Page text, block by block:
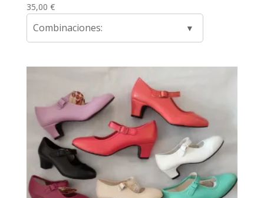
35,00 €
Combinaciones: